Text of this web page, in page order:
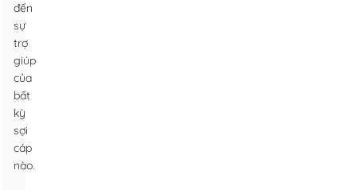
đến
sự
trợ
giúp
của
bất
kỳ
sợi
cáp
nào.